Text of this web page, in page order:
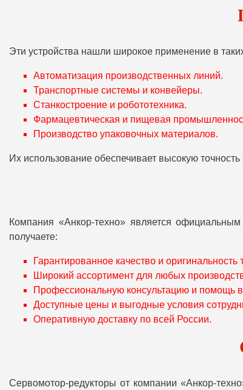
Эти устройства нашли широкое применение в
Автоматизация производственных линий.
Транспортные системы и конвейеры.
Станкостроение и робототехника.
Фармацевтическая и пищевая
Производство упаковочных материалов.
Их использование обеспечивает высокую
Компания «Анкор-техно» является
получаете:
Гарантированное качество и оригинальность
Широкий ассортимент для любых
Профессиональную консультацию и помощь
Доступные цены и выгодные условия
Оперативную доставку по всей России.
Сервомотор-редукторы от компании «Анкор-